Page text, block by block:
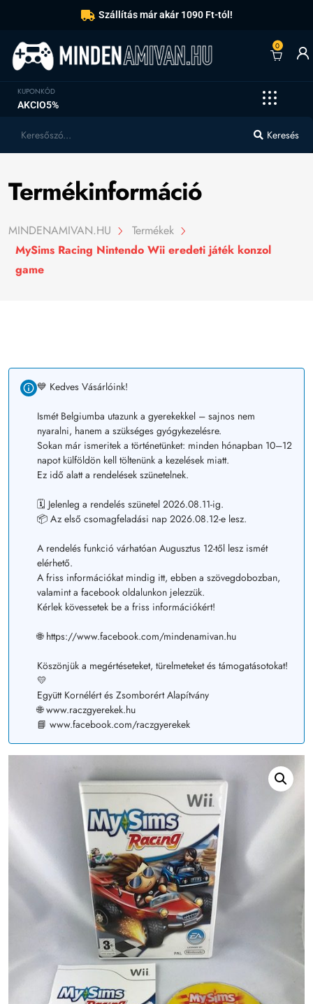
Szállítás már akár 1090 Ft-tól!
0
KUPONKÓD
AKCIO5%
Keresés
Termékinformáció
MINDENAMIVAN.HU
Termékek
MySims Racing Nintendo Wii eredeti játék konzol
game
💙 Kedves Vásárlóink!
Ismét Belgiumba utazunk a gyerekekkel – sajnos nem
nyaralni, hanem a szükséges gyógykezelésre.
Sokan már ismeritek a történetünket: minden hónapban 10–12
napot külföldön kell töltenünk a kezelések miatt.
Ez idő alatt a rendelések szünetelnek.
🗓️ Jelenleg a rendelés szünetel 2026.08.11-ig.
📦 Az első csomagfeladási nap 2026.08.12-e lesz.
A rendelés funkció várhatóan Augusztus 12-től lesz ismét
elérhető.
A friss információkat mindig itt, ebben a szövegdobozban,
valamint a facebook oldalunkon jelezzük.
Kérlek kövessetek be a friss információkért!
🌐 https://www.facebook.com/mindenamivan.hu
Köszönjük a megértéseteket, türelmeteket és támogatásotokat!
💛
Együtt Kornélért és Zsomborért Alapítvány
🌐 www.raczgyerekek.hu
📘 www.facebook.com/raczgyerekek